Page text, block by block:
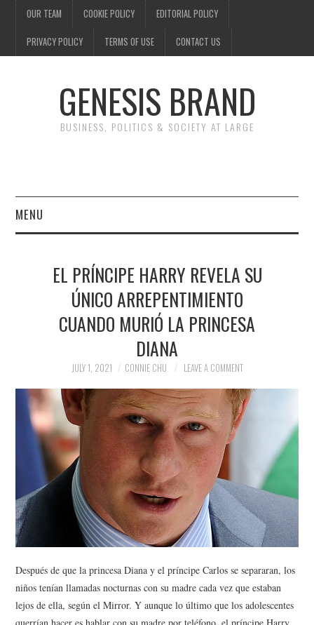
OUR TEAM COOKIE POLICY EDITORIAL POLICY
PRIVACY POLICY TERMS OF USE CONTACT US
GENESIS BRAND
BUSINESS, POLITICS & SOCIETY AT LARGE
MENU
FINANCE
SOCIETY
SPORTS
TECHNOLOGY
EL PRÍNCIPE HARRY REVELA SU
ÚNICO ARREPENTIMIENTO
CUANDO MURIÓ LA PRINCESA
DIANA
JULY 1, 2021 CONNIE CHU LEAVE A COMMENT
Después de que la princesa Diana y el príncipe Carlos se separaran, los
niños tenían llamadas nocturnas con su madre cada vez que estaban
lejos de ella, según el Mirror. Y aunque lo último que los adolescentes